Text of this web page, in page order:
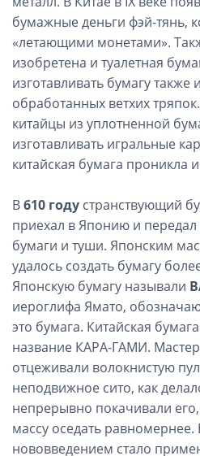
бумажные деньги фэй-тянь,
«летающими монетами».
изобретена и туалетная
изготавливать бумагу также
обработанных ветхих
китайцы из уплотненной
изготавливать игральные
китайская бумага проникла
В610 году странствующий
приехал в Японию и передал
бумаги и туши. Японским
удалось создать бумагу
Японскую бумагу называли
иероглифа Ямато,
это бумага. Китайская
название КАРА-ГАМИ.
отцеживали волокнистую
неподвижное сито, как
непрерывно покачивали
массу оседать
нововведением стало